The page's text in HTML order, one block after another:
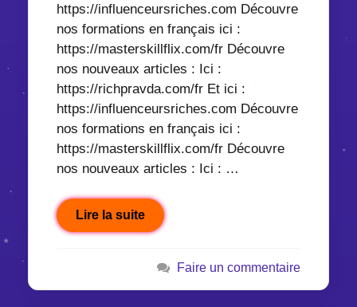
https://influenceursriches.com Découvre
nos formations en français ici :
https://masterskillflix.com/fr Découvre
nos nouveaux articles : Ici :
https://richpravda.com/fr Et ici :
https://influenceursriches.com Découvre
nos formations en français ici :
https://masterskillflix.com/fr Découvre
nos nouveaux articles : Ici : …
Lire la suite
Faire un commentaire